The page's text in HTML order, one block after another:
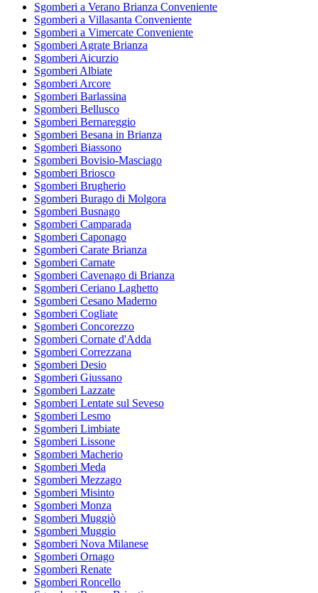
Sgomberi a Verano Brianza Conveniente
Sgomberi a Villasanta Conveniente
Sgomberi a Vimercate Conveniente
Sgomberi Agrate Brianza
Sgomberi Aicurzio
Sgomberi Albiate
Sgomberi Arcore
Sgomberi Barlassina
Sgomberi Bellusco
Sgomberi Bernareggio
Sgomberi Besana in Brianza
Sgomberi Biassono
Sgomberi Bovisio-Masciago
Sgomberi Briosco
Sgomberi Brugherio
Sgomberi Burago di Molgora
Sgomberi Busnago
Sgomberi Camparada
Sgomberi Caponago
Sgomberi Carate Brianza
Sgomberi Carnate
Sgomberi Cavenago di Brianza
Sgomberi Ceriano Laghetto
Sgomberi Cesano Maderno
Sgomberi Cogliate
Sgomberi Concorezzo
Sgomberi Cornate d'Adda
Sgomberi Correzzana
Sgomberi Desio
Sgomberi Giussano
Sgomberi Lazzate
Sgomberi Lentate sul Seveso
Sgomberi Lesmo
Sgomberi Limbiate
Sgomberi Lissone
Sgomberi Macherio
Sgomberi Meda
Sgomberi Mezzago
Sgomberi Misinto
Sgomberi Monza
Sgomberi Muggiò
Sgomberi Muggio
Sgomberi Nova Milanese
Sgomberi Ornago
Sgomberi Renate
Sgomberi Roncello